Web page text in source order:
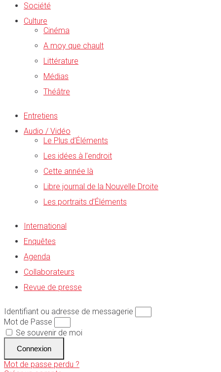
Société
Culture
Cinéma
A moy que chault
Littérature
Médias
Théâtre
Entretiens
Audio / Vidéo
Le Plus d’Éléments
Les idées à l’endroit
Cette année là
Libre journal de la Nouvelle Droite
Les portraits d’Éléments
International
Enquêtes
Agenda
Collaborateurs
Revue de presse
Identifiant ou adresse de messagerie
Mot de Passe
Se souvenir de moi
Connexion
Mot de passe perdu ?